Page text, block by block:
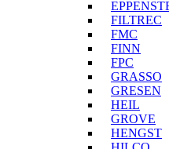
FILTREC
FMC
FINN
FPC
GRASSO
GRESEN
HEIL
GROVE
HENGST